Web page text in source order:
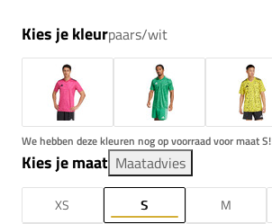
Kies je kleurpaars/wit
We hebben deze kleuren nog op voorraad voor maat S!
Kies je maat Maatadvies
XS S M